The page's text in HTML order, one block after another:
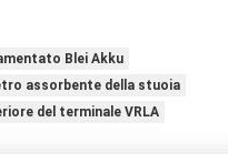
Blei Akku
assorbente della stuoia
del terminale VRLA